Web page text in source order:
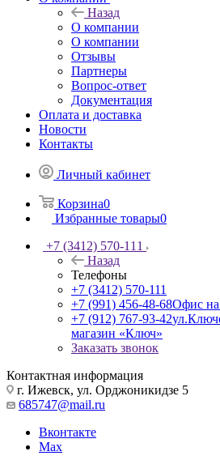
Назад
О компании
О компании
Отзывы
Партнеры
Вопрос-ответ
Документация
Оплата и доставка
Новости
Контакты
Личный кабинет
Корзина0
Избранные товары0
+7 (3412) 570-111
Назад
Телефоны
+7 (3412) 570-111
+7 (991) 456-48-68Офис на
+7 (912) 767-93-42
магазин «Ключ»
Заказать звонок
Контактная информация
г. Ижевск, ул. Орджоникидзе 5
685747@mail.ru
Вконтакте
Max